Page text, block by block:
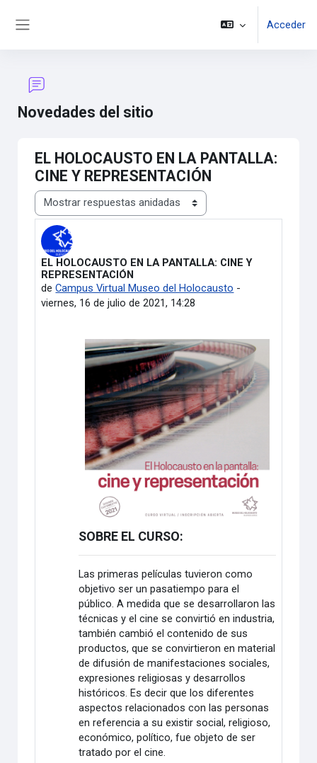
Acceder
Novedades del sitio
EL HOLOCAUSTO EN LA PANTALLA:
CINE Y REPRESENTACIÓN
Mostrar modo
EL HOLOCAUSTO EN LA PANTALLA: CINE Y
REPRESENTACIÓN
deCampus Virtual Museo del Holocausto -
viernes, 16 de julio de 2021, 14:28
Número de respuestas: 0
SOBRE EL CURSO:
Las primeras películas tuvieron como
objetivo ser un pasatiempo para el
público. A medida que se desarrollaron las
técnicas y el cine se convirtió en industria,
también cambió el contenido de sus
productos, que se convirtieron en material
de difusión de manifestaciones sociales,
expresiones religiosas y desarrollos
históricos. Es decir que los diferentes
aspectos relacionados con las personas
en referencia a su existir social, religioso,
económico, político, fue objeto de ser
tratado por el cine.